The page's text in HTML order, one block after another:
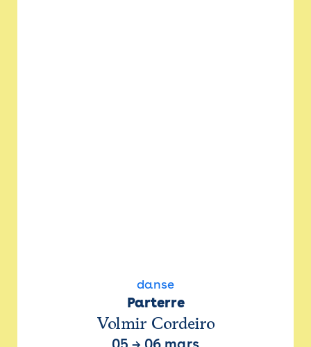
danse
Parterre
Volmir Cordeiro